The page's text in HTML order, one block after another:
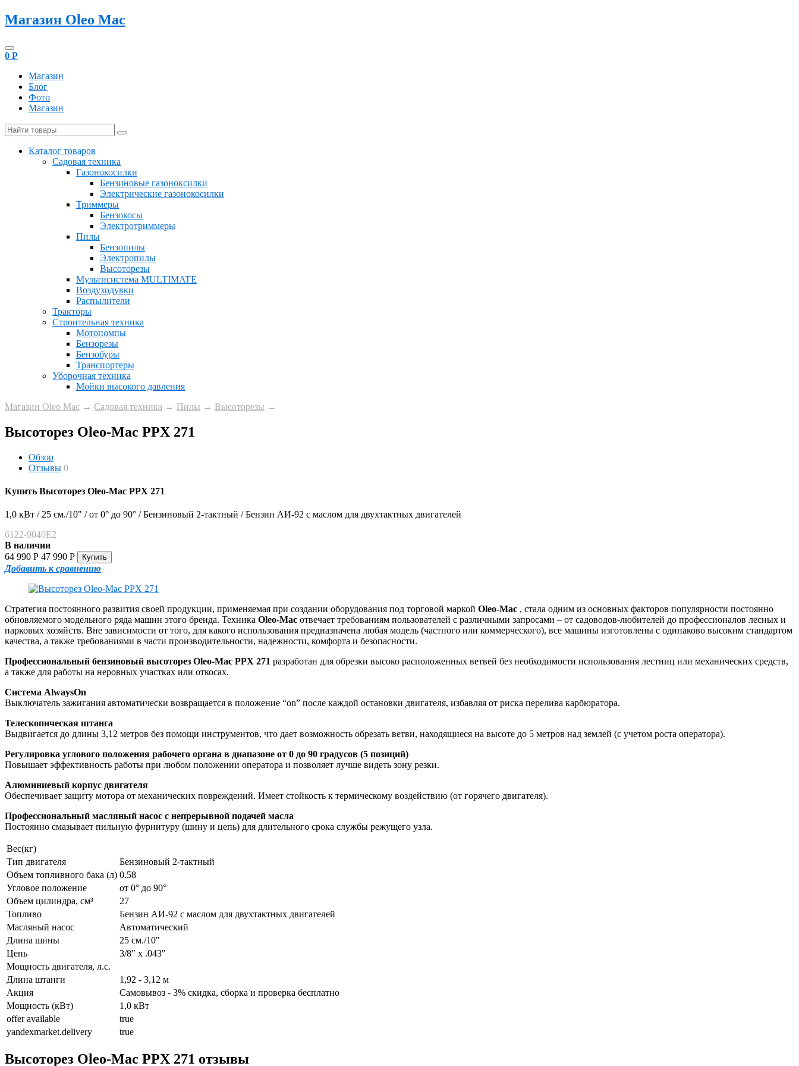
Магазин Oleo Mac
0 Р
Магазин
Блог
Фото
Магазин
Каталог товаров
Садовая техника
Газонокосилки
Бензиновые газоноксилки
Электрические газонокосилки
Триммеры
Бензокосы
Электротриммеры
Пилы
Бензопилы
Электропилы
Высоторезы
Мультисистема MULTIMATE
Воздуходувки
Распылители
Тракторы
Строительная техника
Мотопомпы
Бензорезы
Бензобуры
Транспортеры
Уборочная техника
Мойки высокого давления
Магазин Oleo Mac → Садовая техника → Пилы → Высоторезы →
Высоторез Oleo-Mac PPX 271
Обзор
Отзывы 0
Купить Высоторез Oleo-Mac PPX 271
1,0 кВт / 25 см./10" / от 0° до 90° / Бензиновый 2-тактный / Бензин АИ-92 с маслом для двухтактных двигателей
6122-9040E2
В наличии
64 990 Р 47 990 Р
Добавить к сравнению
Стратегия постоянного развития своей продукции, применяемая при создании оборудования под торговой маркой Oleo-Mac , стала одним из основных факторов популярности постоянно
обновляемого модельного ряда машин этого бренда. Техника Oleo-Mac отвечает требованиям пользователей с различными запросами – от садоводов-любителей до профессионалов лесных и
парковых хозяйств. Вне зависимости от того, для какого использования предназначена любая модель (частного или коммерческого), все машины изготовлены с одинаково высоким стандартом
качества, а также требованиями в части производительности, надежности, комфорта и безопасности.
Профессиональный бензиновый высоторез Oleo-Mac PPX 271 разработан для обрезки высоко расположенных ветвей без необходимости использования лестниц или механических средств,
а также для работы на неровных участках или откосах.
Система AlwaysOn
Выключатель зажигания автоматически возвращается в положение “on” после каждой остановки двигателя, избавляя от риска перелива карбюратора.
Телескопическая штанга
Выдвигается до длины 3,12 метров без помощи инструментов, что дает возможность обрезать ветви, находящиеся на высоте до 5 метров над землей (с учетом роста оператора).
Регулировка углового положения рабочего органа в диапазоне от 0 до 90 градусов (5 позиций)
Повышает эффективность работы при любом положении оператора и позволяет лучше видеть зону резки.
Алюминиевый корпус двигателя
Обеспечивает защиту мотора от механических повреждений. Имеет стойкость к термическому воздействию (от горячего двигателя).
Профессиональный масляный насос с непрерывной подачей масла
Постоянно смазывает пильную фурнитуру (шину и цепь) для длительного срока службы режущего узла.
Вес(кг)
Тип двигателя
Бензиновый 2-тактный
Объем топливного бака (л) 0.58
Угловое положение
от 0° до 90°
Объем цилиндра, см³
27
Топливо
Бензин АИ-92 с маслом для двухтактных двигателей
Масляный насос
Автоматический
Длина шины
25 см./10"
Цепь
3/8" х .043"
Мощность двигателя, л.с.
Длина штанги
1,92 - 3,12 м
Акция
Самовывоз - 3% скидка, сборка и проверка бесплатно
Мощность (кВт)
1,0 кВт
offer available
true
yandexmarket.delivery
true
Высоторез Oleo-Mac PPX 271 отзывы